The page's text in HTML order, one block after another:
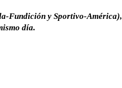
Fundición y Sportivo-América),
día.